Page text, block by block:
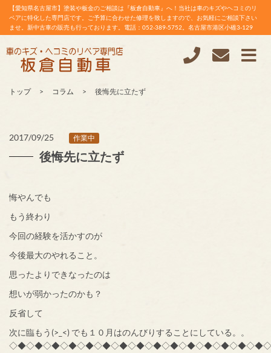
【愛知県名古屋市】塗装や板金のご相談は『板倉自動車』へ！当社は車のキズやヘコミのリ
ペアに特化した専門店です。ご予算に合わせた修理を致しますので、お気軽にご相談下さい
ませ。新中古車の販売も行っております。電話：052-389-5752。名古屋市港区小碓3-129
トップ コラム 後悔先に立たず
2017/09/25 作業中
後悔先に立たず
悔やんでも
もう終わり
今回の経験を活かすのが
今後最大のやれること。
思ったよりできなったのは
想いが弱かったのかも？
反省して
次に臨もう(>_<) でも１０月はのんびりすることにしている。。